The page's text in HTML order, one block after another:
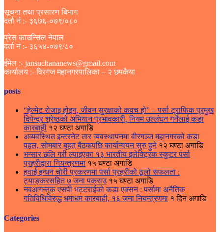
सूचना तथा प्रसारण बिभाग
दर्ता नं :- ३६७६-०७९/०८०
प्रेस काउन्सिल नेपाल
दर्ता नं :- ३६५४-०७९/८०
ईमेल :- jansuchananews@gmail.com
कार्यालय :- विरगज महानगरपालिका – २ छपकैया
posts
“हेल्मेट रोजाइ होइन, जीवन सुरक्षाको कवच हो” – पर्सा ट्राफिक प्रमुख
दिपेन्द्र श्रेष्ठको अभियान प्रभावकारी, नियम उल्लंघन गर्नेलाई कडा
कारबाही १२ घण्टा अगाडि
अव्यवस्थित इन्टरनेट तार व्यवस्थापनमा वीरगञ्ज महानगरको कडा
पहल, सोमबार बृहत् बैठकपछि कार्यान्वयन सुरु हुने १२ घण्टा अगाडि
भन्सार छलि गरी ल्याइएका १३ भारतीय इलेक्ट्रिक स्कुटर पर्सा
प्रहरीद्वारा नियन्त्रणमा १५ घण्टा अगाडि
हवाई इन्धन चोरी प्रकरणमा पर्सा प्रहरीको ठूलो सफलता :
ट्याङ्करसहित ७ जना पक्राउ १५ घण्टा अगाडि
नवआगन्तुक एसपी भट्टराईको कडा एक्सन : पर्सामा अनैतिक
गतिविधिविरुद्ध धमाधम कारबाही, १६ जना नियन्त्रणमा १ दिन अगाडि
Categories